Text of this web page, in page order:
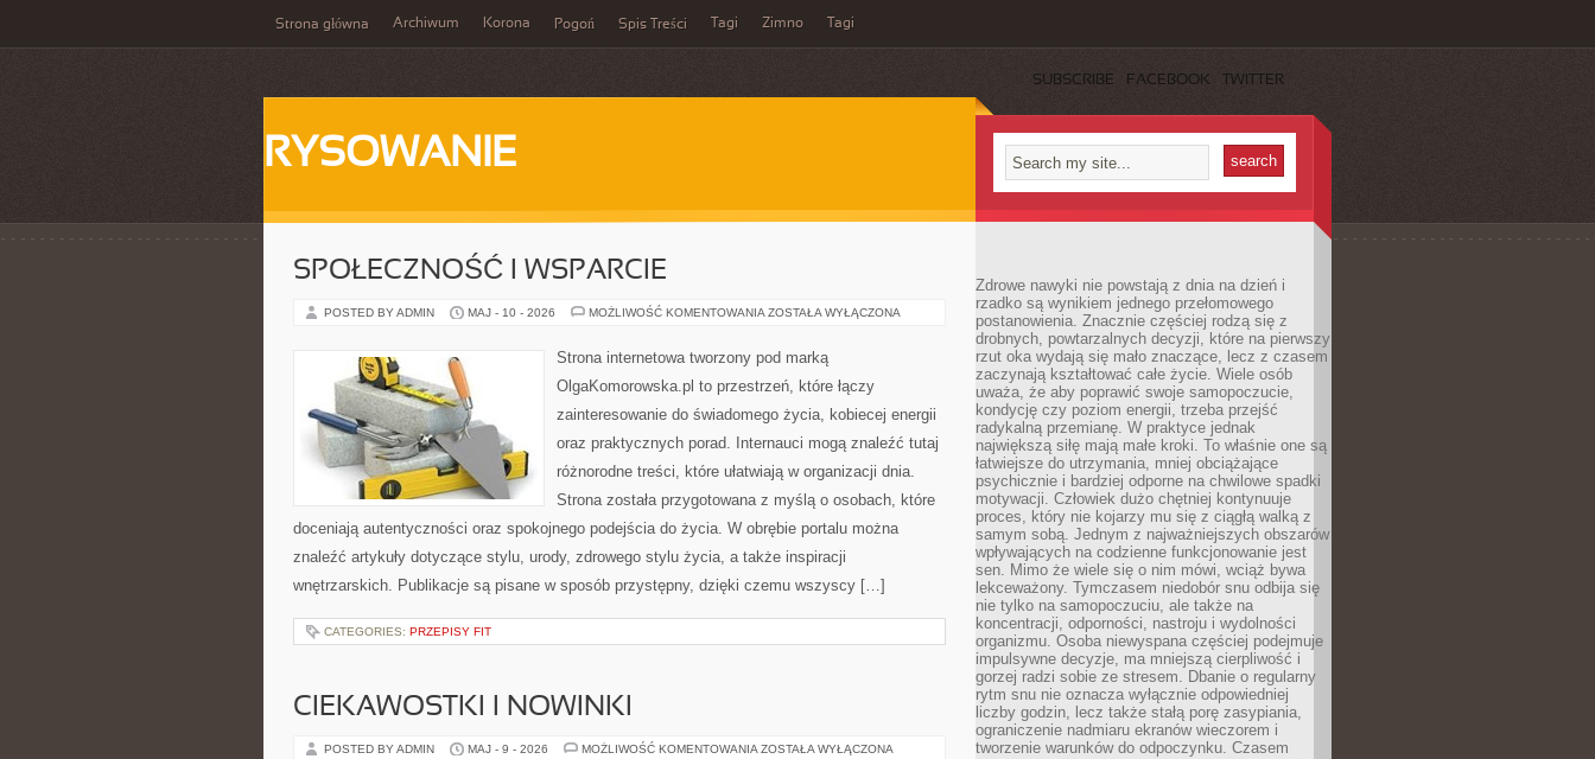
Strona główna Archiwum Korona Pogoń Spis Treści Tagi Zimno Tagi
SUBSCRIBE FACEBOOK TWITTER
RYSOWANIE
SPOŁECZNOŚĆ I WSPARCIE
POSTED BY ADMIN MAJ - 10 - 2026 MOŻLIWOŚĆ KOMENTOWANIA SPOŁECZNOŚĆ
ZOSTAŁA WYŁĄCZONA
Strona internetowa tworzony pod marką
OlgaKomorowska.pl to przestrzeń, które łączy
zainteresowanie do świadomego życia, kobiecej energii
oraz praktycznych porad. Internauci mogą znaleźć tutaj
różnorodne treści, które ułatwiają w organizacji dnia.
Strona została przygotowana z myślą o osobach, które
doceniają autentyczności oraz spokojnego podejścia do życia. W obrębie portalu można
znaleźć artykuły dotyczące stylu, urody, zdrowego stylu życia, a także inspiracji
wnętrzarskich. Publikacje są pisane w sposób przystępny, dzięki czemu wszyscy […]
CATEGORIES: PRZEPISY FIT
CIEKAWOSTKI I NOWINKI
POSTED BY ADMIN MAJ - 9 - 2026 MOŻLIWOŚĆ KOMENTOWANIA CIEKAWOSTKI
ZOSTAŁA WYŁĄCZONA
Zdrowe nawyki nie powstają z dnia na dzień i
rzadko są wynikiem jednego przełomowego
postanowienia. Znacznie częściej rodzą się z
drobnych, powtarzalnych decyzji, które na pierwszy
rzut oka wydają się mało znaczące, lecz z czasem
zaczynają kształtować całe życie. Wiele osób
uważa, że aby poprawić swoje samopoczucie,
kondycję czy poziom energii, trzeba przejść
radykalną przemianę. W praktyce jednak
największą siłę mają małe kroki. To właśnie one są
łatwiejsze do utrzymania, mniej obciążające
psychicznie i bardziej odporne na chwilowe spadki
motywacji. Człowiek dużo chętniej kontynuuje
proces, który nie kojarzy mu się z ciągłą walką z
samym sobą. Jednym z najważniejszych obszarów
wpływających na codzienne funkcjonowanie jest
sen. Mimo że wiele się o nim mówi, wciąż bywa
lekceważony. Tymczasem niedobór snu odbija się
nie tylko na samopoczuciu, ale także na
koncentracji, odporności, nastroju i wydolności
organizmu. Osoba niewyspana częściej podejmuje
impulsywne decyzje, ma mniejszą cierpliwość i
gorzej radzi sobie ze stresem. Dbanie o regularny
rytm snu nie oznacza wyłącznie odpowiedniej
liczby godzin, lecz także stałą porę zasypiania,
ograniczenie nadmiaru ekranów wieczorem i
tworzenie warunków do odpoczynku. Czasem